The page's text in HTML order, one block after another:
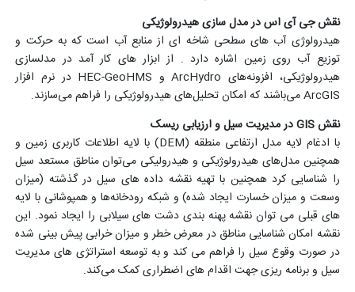
نقش جی آی اس در مدل سازی هیدرولوژیکی
هیدرولوژی آب های سطحی شاخه ای از منابع آب است که به حرکت و
توزیع آب روی زمین اشاره دارد . از ابزار های کار آمد در مدلسازی
هیدرولوژیکی، افزونه‌های ArcHydro و HEC-GeoHMS در نرم افزار
ArcGIS می‌باشند که امکان تحلیل‌های هیدرولوژیکی را فراهم می‌سازند.
نقش GIS در مدیریت سیل و ارزیابی ریسک
با ادغام لایه مدل ارتفاعی منطقه (DEM) با لایه اطلاعات کاربری زمین و
همچنین مدل‌های هیدرولوژیکی و هیدرولیکی می‌توان مناطق مستعد سیل
را شناسایی کرد همچنین با تهیه نقشه داده های سیل در گذشته (میزان
وسعت و میزان خسارت ایجاد شده) و شبکه رودخانه‌ها و همپوشانی با لایه
های قبلی می توان نقشه پهنه بندی دشت های سیلابی را ایجاد نمود. این
نقشه امکان شناسایی مناطق در معرض خطر و میزان خرابی پیش بینی شده
در صورت وقوع سیل را فراهم می کند و به توسعه استراتژی های مدیریت
سیل و برنامه ریزی جهت اقدام های اضطراری کمک می‌کند.